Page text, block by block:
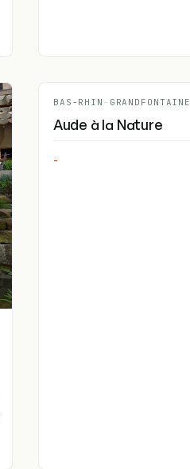
BAS-RHIN - GRANDFONTAINE
Aude à la Nature
-